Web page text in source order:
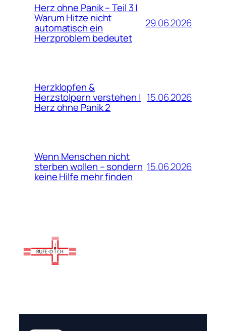
Herz ohne Panik – Teil 3 |
Warum Hitze nicht
automatisch ein
Herzproblem bedeutet
29.06.2026
Herzklopfen &
Herzstolpern verstehen |
Herz ohne Panik 2
15.06.2026
Wenn Menschen nicht
sterben wollen – sondern
keine Hilfe mehr finden
15.06.2026